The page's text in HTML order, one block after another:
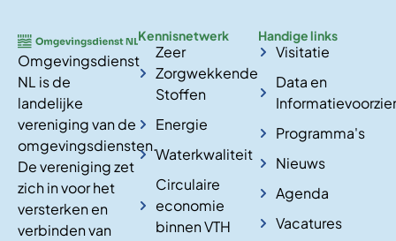
Omgevingsdienst
NL is de
landelijke
vereniging van de
omgevingsdiensten.
De vereniging zet
zich in voor het
versterken en
verbinden van
Kennisnetwerk
Zeer
Zorgwekkende
Stoffen
Energie
Waterkwaliteit
Circulaire
economie
binnen VTH
Handige links
Visitatie
Data en
Programma's
Nieuws
Agenda
Vacatures